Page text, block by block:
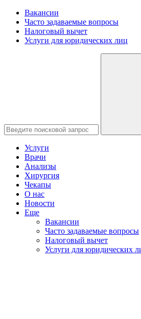
Вакансии
Часто задаваемые вопросы
Налоговый вычет
Услуги для юридических лиц
Услуги
Врачи
Анализы
Хирургия
Чекапы
О нас
Новости
Еще
Вакансии
Часто задаваемые вопросы
Налоговый вычет
Услуги для юридических